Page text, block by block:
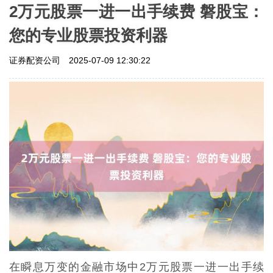
2万元股票一进一出手续费 磐股宝：
您的专业股票投资利器
证券配资公司 2025-07-09 12:30:22
在瞬息万变的金融市场中2万元股票一进一出手续